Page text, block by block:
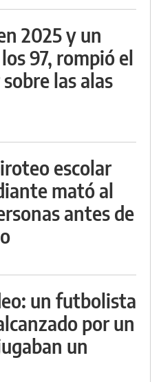
2025 y un
97, rompió el
las alas
escolar
mató al
antes de
un futbolista
por un
un